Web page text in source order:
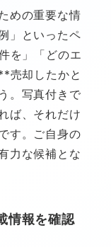
めの重要な情
」といったペ
を」「どのエ
売却したかと
。写真付きで
ば、それだけ
す。ご自身の
力な候補とな
情報を確認